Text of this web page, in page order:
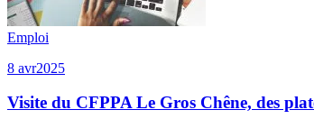
Emploi
8 avr2025
Visite du CFPPA Le Gros Chêne, des